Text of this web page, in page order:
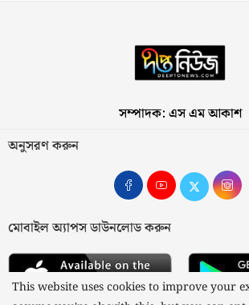
সম্পাদক: এস এম আকাশ
অনুসরণ করুন
মোবাইল অ্যাপস ডাউনলোড করুন
This website uses cookies to improve your